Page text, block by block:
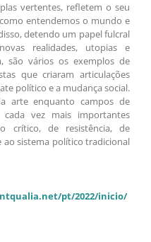
vertentes, refletem o seu
entendemos o mundo e
detendo um papel fulcral
realidades, utopias e
são vários os exemplos de
que criaram articulações
político e a mudança social.
arte enquanto campos de
vez mais importantes
crítico, de resistência, de
sistema político tradicional
pt/2022/inicio/